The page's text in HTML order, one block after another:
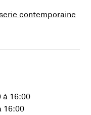
contemporaine
à 16:00
16:00